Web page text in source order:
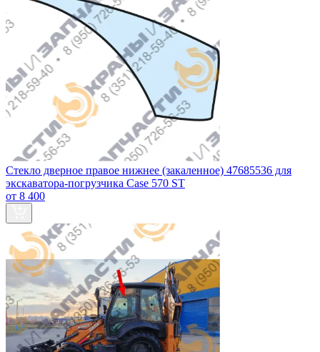
Стекло дверное правое нижнее (закаленное) 47685536 для
экскаватора-погрузчика Case 570 ST
от 8 400